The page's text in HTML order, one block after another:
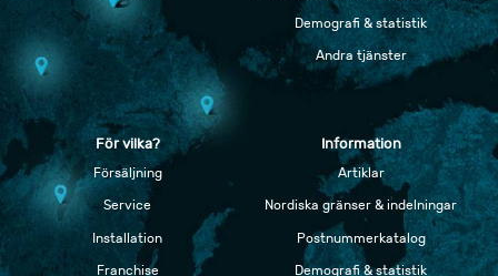
Demografi & statistik
Andra tjänster
För vilka?
Försäljning
Service
Installation
Franchise
Information
Artiklar
Nordiska gränser & indelningar
Postnummerkatalog
Demografi & statistik